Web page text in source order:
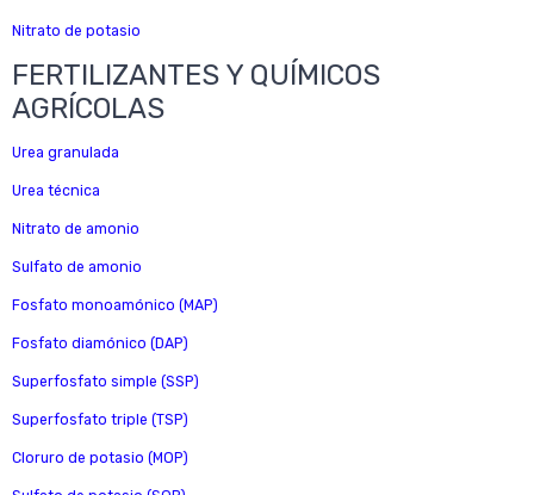
Nitrato de potasio
FERTILIZANTES Y QUÍMICOS
AGRÍCOLAS
Urea granulada
Urea técnica
Nitrato de amonio
Sulfato de amonio
Fosfato monoamónico (MAP)
Fosfato diamónico (DAP)
Superfosfato simple (SSP)
Superfosfato triple (TSP)
Cloruro de potasio (MOP)